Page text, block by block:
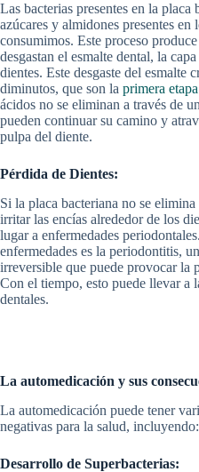
Las bacterias presentes en la placa
azúcares y almidones presentes en
consumimos. Este proceso
desgastan el esmalte dental, la
dientes. Este desgaste del esmalte
diminutos, que son la primera
ácidos no se eliminan a través de
pueden continuar su camino y
pulpa del diente.
Pérdida de Dientes:
Si la placa bacteriana no se
irritar las encías alrededor de los
lugar a enfermedades
enfermedades es la periodontitis,
irreversible que puede provocar la
Con el tiempo, esto puede llevar a
dentales.
La automedicación y sus
La automedicación puede tener
negativas para la salud, incluyendo:
Desarrollo de Superbacterias: